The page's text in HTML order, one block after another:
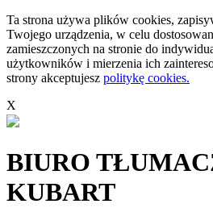
Ta strona używa plików cookies,
Twojego urządzenia, w celu
zamieszczonych na stronie do
użytkowników i mierzenia ich
strony akceptujesz politykę cookies.
X
BIURO
KUBART